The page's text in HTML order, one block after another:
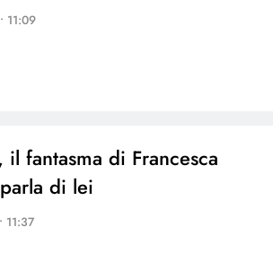
11:09
fantasma di Francesca
di lei
11:37